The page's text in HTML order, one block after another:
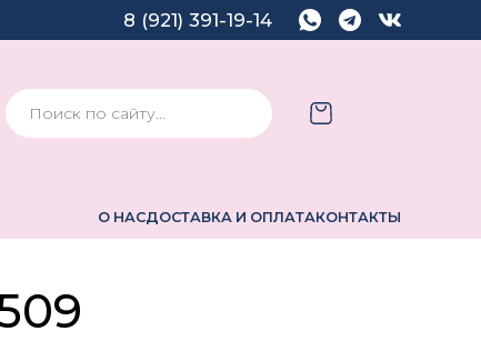
8 (921) 391-19-14
О НАСДОСТАВКА И ОПЛАТАКОНТАКТЫ